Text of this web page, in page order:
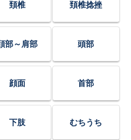
頚椎 頚椎捻挫
部～肩部 頭部
顔面 首部
下肢 むちうち